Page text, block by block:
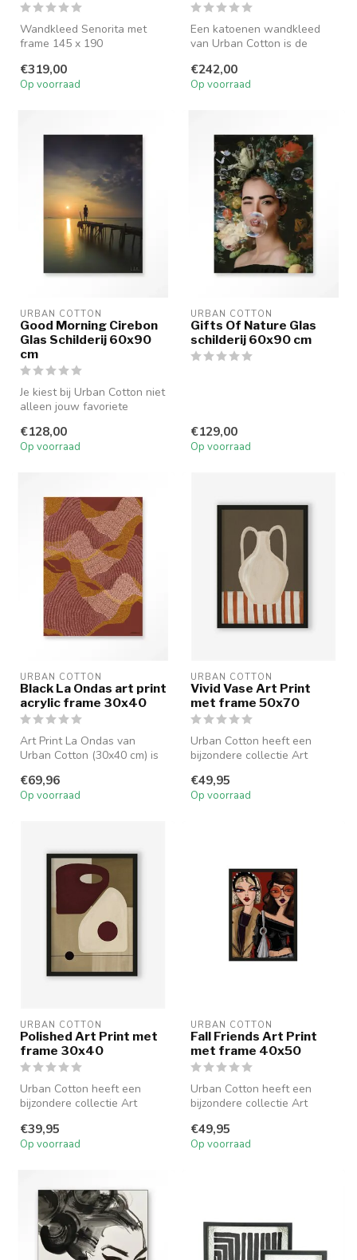
Wandkleed Senorita met
frame 145 x 190
€319,00
Op voorraad
Een katoenen wandkleed
van Urban Cotton is de
statement te ...
€242,00
Op voorraad
URBAN COTTON
Good Morning Cirebon
Glas Schilderij 60x90
cm
Je kiest bij Urban Cotton niet
alleen jouw favoriete
jou...
€128,00
Op voorraad
URBAN COTTON
Gifts Of Nature Glas
schilderij 60x90 cm
€129,00
Op voorraad
URBAN COTTON
Black La Ondas art print
acrylic frame 30x40
Art Print La Ondas van
Urban Cotton (30x40 cm) is
a...
€69,96
Op voorraad
URBAN COTTON
Vivid Vase Art Print
met frame 50x70
Urban Cotton heeft een
bijzondere collectie Art
ontwerpe...
€49,95
Op voorraad
URBAN COTTON
Polished Art Print met
frame 30x40
Urban Cotton heeft een
bijzondere collectie Art
ontwerpe...
€39,95
Op voorraad
URBAN COTTON
Fall Friends Art Print
met frame 40x50
Urban Cotton heeft een
bijzondere collectie Art
ontwerpe...
€49,95
Op voorraad